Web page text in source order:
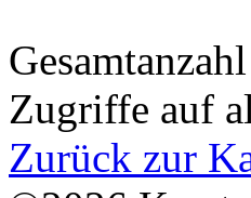
Zugriffe auf
Zurück zur